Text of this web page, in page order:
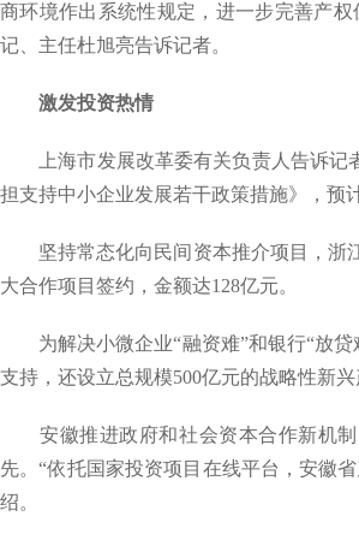
商环境作出系统性规定，进一步完善产
记、主任杜旭亮告诉记者。
激发投资热情
上海市发展改革委有关负责人告诉记者
担支持中小企业发展若干政策措施》，预
坚持常态化向民间资本推介项目，浙江
大合作项目签约，金额达128亿元。
为解决小微企业“融资难”和银行“放贷
支持，还设立总规模500亿元的战略性新
安徽推进政府和社会资本合作新机制
先。“依托国家投资项目在线平台，安徽
绍。